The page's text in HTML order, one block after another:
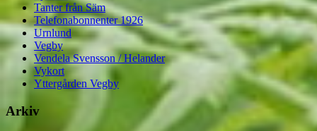
Tanter från Säm
Telefonabonnenter 1926
Urnlund
Vegby
Vendela Svensson / Helander
Vykort
Yttergården Vegby
Arkiv